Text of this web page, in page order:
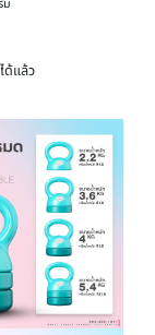
ำหนัก
HEALTHY By